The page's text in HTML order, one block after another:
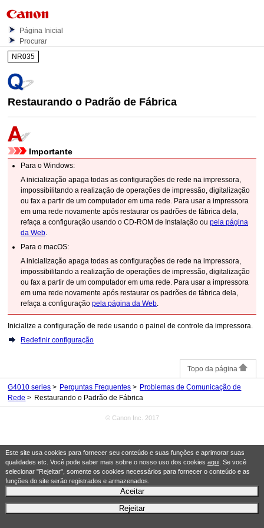
Este site usa cookies para fornecer seu conteúdo e suas funções e aprimorar suas
qualidades etc. Você pode saber mais sobre o nosso uso dos cookies aqui. Se você
selecionar "Rejeitar", somente os cookies necessários para fornecer o conteúdo e as
funções do site serão registrados e armazenados.
Aceitar
Rejeitar
Página Inicial
Procurar
NR035
Restaurando o Padrão de Fábrica
Importante
Para oWindows:
A inicialização apaga todas as configurações de rede naimpressora,
impossibilitando a realização de operações de impressão, digitalização
ou fax a partir de um computador em uma rede. Para usar aimpressora
em uma rede novamente após restaurar os padrões de fábrica dela,
refaça a configuração usando oCD-ROM de Instalação oupela página
da Web.
Para omacOS:
A inicialização apaga todas as configurações de rede naimpressora,
impossibilitando a realização de operações de impressão, digitalização
ou fax a partir de um computador em uma rede. Para usar aimpressora
em uma rede novamente após restaurar os padrões de fábrica dela,
refaça a configuraçãopela página da Web.
Inicialize a configuração de rede usando opainel de controle daimpressora.
Redefinir configuração
Topo da página
G4010 series Perguntas Frequentes
Problemas de Comunicação de
Rede
Restaurando o Padrão de Fábrica
© Canon Inc. 2017